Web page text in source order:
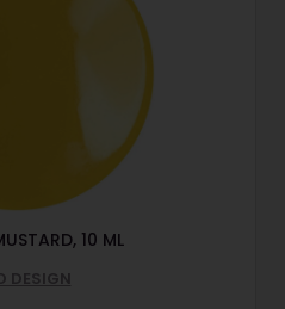
10 ML
DESIGN